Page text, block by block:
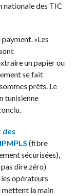
nationale des TIC
«Les
un papier ou
se fait
prêts. Le
tunisienne
des
(fibre
sécurisées),
dire zéro)
opérateurs
la main